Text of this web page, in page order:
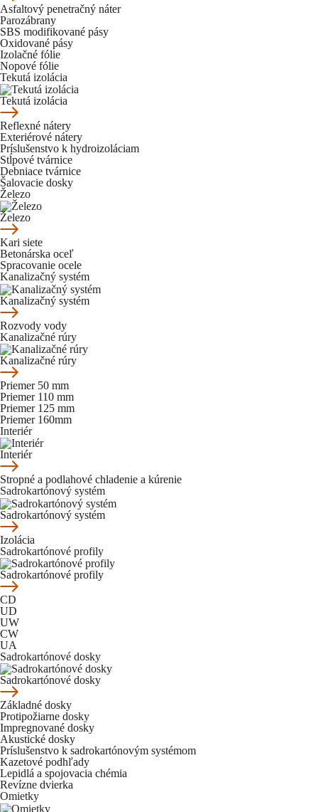
Asfaltový penetračný náter
Parozábrany
SBS modifikované pásy
Oxidované pásy
Izolačné fólie
Nopové fólie
Tekutá izolácia
Tekutá izolácia
Reflexné nátery
Exteriérové nátery
Príslušenstvo k hydroizoláciam
Stĺpové tvárnice
Debniace tvárnice
Šalovacie dosky
Železo
Železo
Kari siete
Betonárska oceľ
Spracovanie ocele
Kanalizačný systém
Kanalizačný systém
Rozvody vody
Kanalizačné rúry
Kanalizačné rúry
Priemer 50 mm
Priemer 110 mm
Priemer 125 mm
Priemer 160mm
Interiér
Interiér
Stropné a podlahové chladenie a kúrenie
Sadrokartónový systém
Sadrokartónový systém
Izolácia
Sadrokartónové profily
Sadrokartónové profily
CD
UD
UW
CW
UA
Sadrokartónové dosky
Sadrokartónové dosky
Základné dosky
Protipožiarne dosky
Impregnované dosky
Akustické dosky
Príslušenstvo k sadrokartónovým systémom
Kazetové podhľady
Lepidlá a spojovacia chémia
Revízne dvierka
Omietky